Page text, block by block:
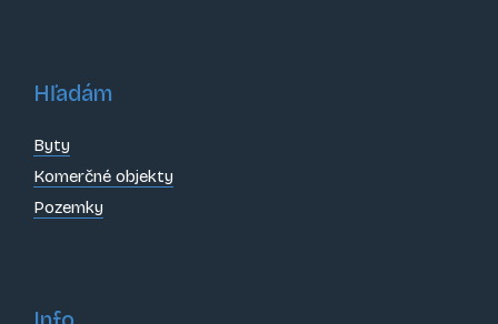
Hľadám
Byty
Komerčné objekty
Pozemky